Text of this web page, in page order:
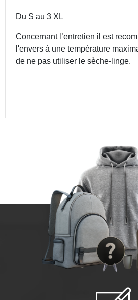
Du S au 3 XL
Concernant l’entretien il est
l'envers à une température
de ne pas utiliser le sèche-linge.